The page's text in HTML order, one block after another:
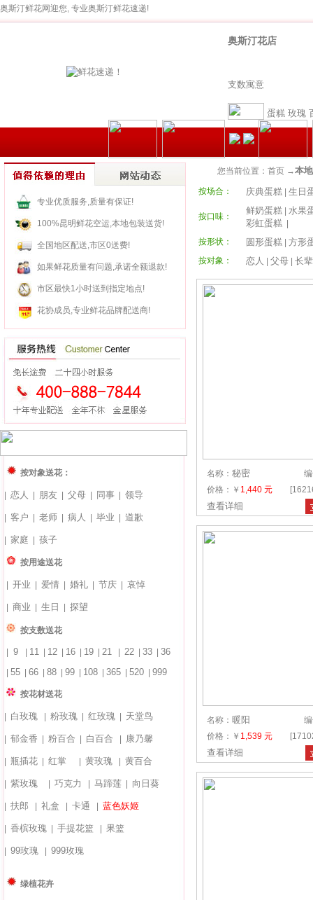
奥斯汀鲜花网迎您, 专业奥斯汀鲜花速递!
奥斯汀花店
支数寓意
蛋糕 玫瑰
专业优质服务,质量有保证!
100%昆明鲜花空运,本地包装送货!
全国地区配送,市区0送费!
如果鲜花质量有问题,承诺全额退款!
市区最快1小时送到指定地点!
花协成员,专业鲜花品牌配送商!
按对象送花：
恋人 朋友 父母 同事 领导
客户 老师 病人 毕业 道歉
家庭 孩子
按用途送花
开业 爱情 婚礼 节庆 哀悼
商业 生日 探望
按支数送花
9 11 12 16 19 21 22 33 36
55 66 88 99 108 365 520 999
按花材送花
白玫瑰 粉玫瑰 红玫瑰 天堂鸟
郁金香 粉百合 白百合 康乃馨
瓶插花 红掌 黄玫瑰 黄百合
紫玫瑰 巧克力 马蹄莲 向日葵
扶郎 礼盒 卡通 蓝色妖姬
香槟玫瑰 手提花篮 果篮
99玫瑰 999玫瑰
绿植花卉
您当前位置：首页 →本
按场合： 庆典蛋糕 生日
按口味：
鲜奶蛋糕 水果
彩虹蛋糕
按形状：
圆形蛋糕 方形
按对象： 恋人 父母 长辈
名称： 秘密
价格：￥ 1,440 元
查看详细
名称： 暖阳
价格：￥ 1,539 元
查看详细